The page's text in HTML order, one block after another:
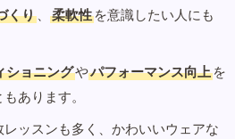
くり 、 柔軟性 を意識したい人にも
ショニングやパフォーマンス向上 を
あります。
ッスンも多く、かわいいウェアな